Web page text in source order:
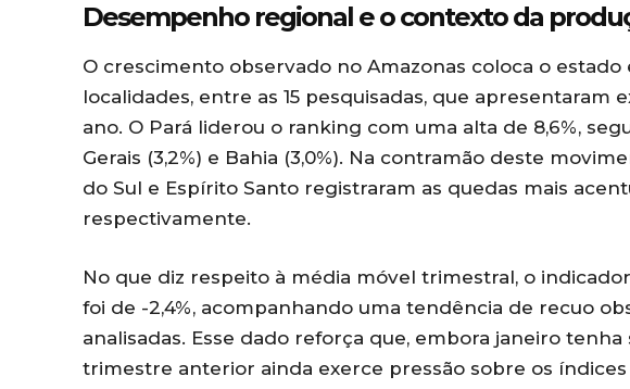
Desempenho regional e o contexto da
O crescimento observado no Amazonas coloca o
localidades, entre as 15 pesquisadas, que apresentaram
ano. O Pará liderou o ranking com uma alta de 8,6%,
Gerais (3,2%) e Bahia (3,0%). Na contramão deste
do Sul e Espírito Santo registraram as quedas mais
respectivamente.
No que diz respeito à média móvel trimestral, o
foi de -2,4%, acompanhando uma tendência de recuo
analisadas. Esse dado reforça que, embora janeiro
trimestre anterior ainda exerce pressão sobre os